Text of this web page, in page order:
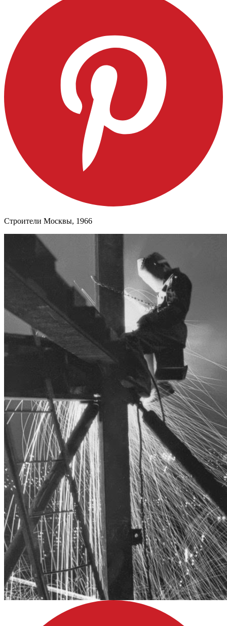
Строители Москвы, 1966